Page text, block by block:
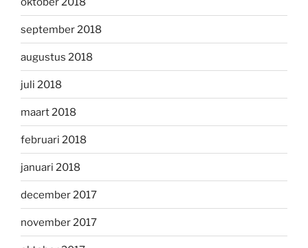
september 2018
augustus 2018
juli 2018
maart 2018
februari 2018
januari 2018
december 2017
november 2017